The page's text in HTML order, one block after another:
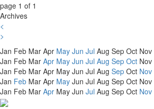
page 1 of 1
Archives
<
>
Jan Feb Mar Apr May Jun Jul Aug Sep Oct Nov
Jan Feb Mar Apr May Jun Jul Aug Sep Oct Nov
Jan Feb Mar Apr May Jun Jul Aug Sep Oct Nov
Jan Feb Mar Apr May Jun Jul Aug Sep Oct Nov
Jan Feb Mar Apr May Jun Jul Aug Sep Oct Nov